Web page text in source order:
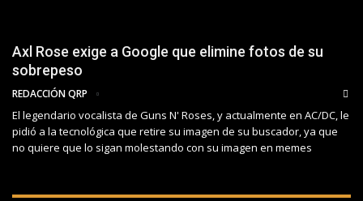
Axl Rose exige a Google que elimine fotos de su
sobrepeso
REDACCIÓN QRP
El legendario vocalista de Guns N' Roses, y actualmente en AC/DC, le
pidió a la tecnológica que retire su imagen de su buscador, ya que
no quiere que lo sigan molestando con su imagen en memes